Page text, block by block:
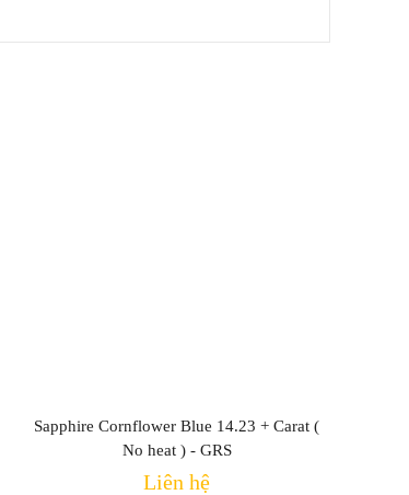
Sapphire Cornflower Blue 14.23 + Carat (
No heat ) - GRS
Liên hệ